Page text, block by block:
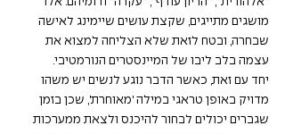
מושגים מתייגים, שקצת עושים שיימינג לאישה
שבחרה, ובטח לזאת שלא הצליחה למצוא את
עצמה בלב ליבו של המיינסטרים הנורמטיבי.
יחד עם זאת, כאשר הדבר נוגע לנשים יש משהו
מדויק באופן טראגי במילה 'מאוחרת', שכן בזמן
שגברים יכולים לבחור להיכנס ולצאת ממערכות